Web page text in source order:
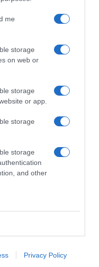
me
storage
on web or
storage
or app.
storage
storage
and other
Privacy Policy
tema
dedicato a frasi,
web (137.901 frasi in
dei testi è
la Licenza
acquisti idonei. •